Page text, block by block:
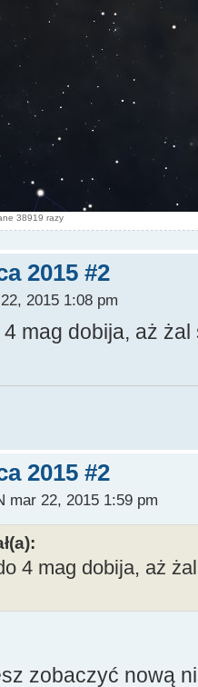
38919 razy
2015 #2
2015 1:08 pm
mag dobija, aż
2015 #2
mar 22, 2015 1:59 pm
4 mag dobija, aż
zobaczyć nową